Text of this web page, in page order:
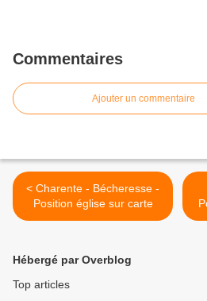
Commentaires
Ajouter un commentaire
< Charente - Bécheresse -
Position église sur carte
Hébergé par Overblog
Top articles